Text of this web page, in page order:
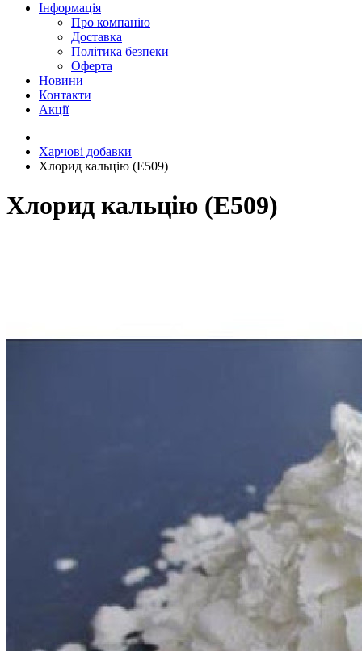
Інформація
Про компанію
Доставка
Політика безпеки
Оферта
Новини
Контакти
Акції
Харчові добавки
Хлорид кальцію (Е509)
Хлорид кальцію (Е509)